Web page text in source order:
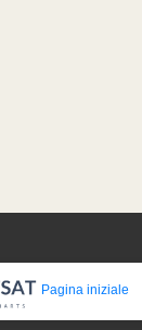
Pagina iniziale